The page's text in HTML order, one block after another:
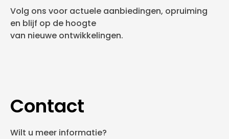
Volg ons voor actuele aanbiedingen, opruiming
en blijf op de hoogte
van nieuwe ontwikkelingen.
Contact
Wilt u meer informatie?